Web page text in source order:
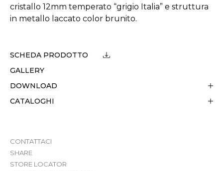
cristallo 12mm temperato “grigio Italia” e struttura
in metallo laccato color brunito.
SCHEDA PRODOTTO
GALLERY
DOWNLOAD
CATALOGHI
CONTATTACI
SHARE
STORE LOCATOR